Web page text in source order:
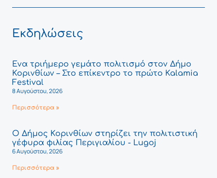
Εκδηλώσεις
Ένα τριήμερο γεμάτο πολιτισμό στον Δήμο
Κορινθίων – Στο επίκεντρο το πρώτο Kalamia
Festival
8 Αυγούστου, 2026
Περισσότερα »
Ο Δήμος Κορινθίων στηρίζει την πολιτιστική
γέφυρα φιλίας Περιγιαλίου - Lugoj
6 Αυγούστου, 2026
Περισσότερα »